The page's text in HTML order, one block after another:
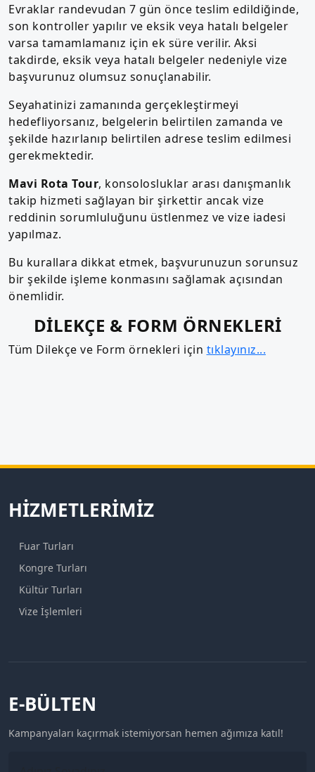
Evraklar randevudan 7 gün önce teslim edildiğinde,
son kontroller yapılır ve eksik veya hatalı belgeler
varsa tamamlamanız için ek süre verilir. Aksi
takdirde, eksik veya hatalı belgeler nedeniyle vize
başvurunuz olumsuz sonuçlanabilir.
Seyahatinizi zamanında gerçekleştirmeyi
hedefliyorsanız, belgelerin belirtilen zamanda ve
şekilde hazırlanıp belirtilen adrese teslim edilmesi
gerekmektedir.
Mavi Rota Tour, konsolosluklar arası danışmanlık
takip hizmeti sağlayan bir şirkettir ancak vize
reddinin sorumluluğunu üstlenmez ve vize iadesi
yapılmaz.
Bu kurallara dikkat etmek, başvurunuzun sorunsuz
bir şekilde işleme konmasını sağlamak açısından
önemlidir.
DİLEKÇE & FORM ÖRNEKLERİ
Tüm Dilekçe ve Form örnekleri için tıklayınız...
HIZMETLERIMIZ
Fuar Turları
Kongre Turları
Kültür Turları
Vize İşlemleri
E-BÜLTEN
Kampanyaları kaçırmak istemiyorsan hemen ağımıza katıl!